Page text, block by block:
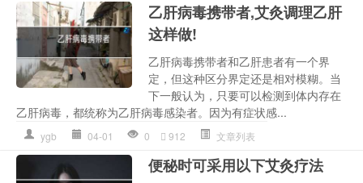
乙肝病毒携带者,艾灸调理乙肝
这样做!
乙肝病毒携带者和乙肝患者有一个界
定，但这种区分界定还是相对模糊。当
下一般认为，只要可以检测到体内存在
乙肝病毒，都统称为乙肝病毒感染者。因为有症状感...
ygb 04-01 0 912 文章列表
便秘时可采用以下艾灸疗法